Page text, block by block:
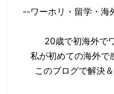
--ワーホリ・留学・海
20歳で初海外で
私が初めての海外で
このブログで解決